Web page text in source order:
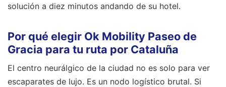
solución a diez minutos andando de su hotel.
Por qué elegir Ok Mobility Paseo de
Gracia para tu ruta por Cataluña
El centro neurálgico de la ciudad no es solo para ver
escaparates de lujo. Es un nodo logístico brutal. Si